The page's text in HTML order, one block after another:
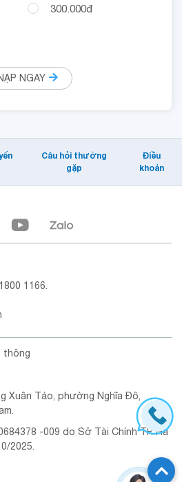
300.000đ
NGAY
Câu hỏi thường
gặp
Điều
khoản
1166.
thông
Xuân Tảo, phường Nghĩa Đô,
-009 do Sở Tài Chính TP. Hà
2025.